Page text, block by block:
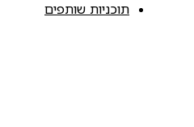
תוכניות שותפים